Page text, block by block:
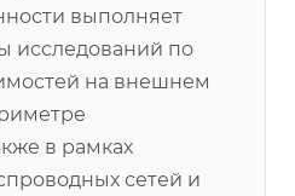
выполняет
исследований по
на внешнем
в рамках
сетей и